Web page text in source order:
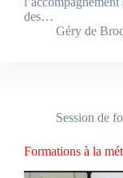
des…
Géry de
Session de
Formations à la